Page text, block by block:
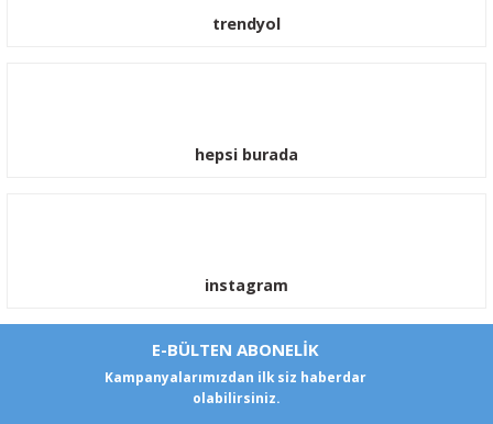
trendyol
hepsi burada
instagram
E-BÜLTEN ABONELİK
Kampanyalarımızdan ilk siz haberdar
olabilirsiniz.